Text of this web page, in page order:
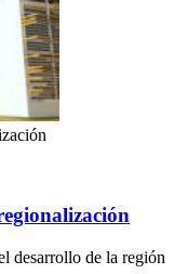
desarrollo de la región